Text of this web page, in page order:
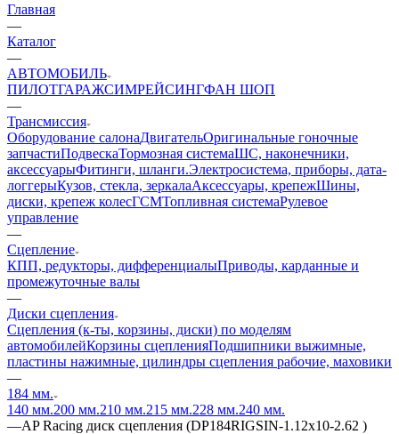
Главная
—
Каталог
—
АВТОМОБИЛЬ
ПИЛОТГАРАЖСИМРЕЙСИНГФАН ШОП
—
Трансмиссия
Оборудование салонаДвигательОригинальные гоночные
запчастиПодвескаТормозная системаШС, наконечники,
аксессуарыФитинги, шланги.Электросистема, приборы, дата-
логгерыКузов, стекла, зеркалаАксессуары, крепежШины,
диски, крепеж колесГСМТопливная системаРулевое
управление
—
Сцепление
КПП, редукторы, дифференциалыПриводы, карданные и
промежуточные валы
—
Диски сцепления
Сцепления (к-ты, корзины, диски) по моделям
автомобилейКорзины сцепленияПодшипники выжимные,
пластины нажимные, цилиндры сцепления рабочие, маховики
—
184 мм.
140 мм.200 мм.210 мм.215 мм.228 мм.240 мм.
—AP Racing диск сцепления (DP184RIGSIN-1.12x10-2.62 )